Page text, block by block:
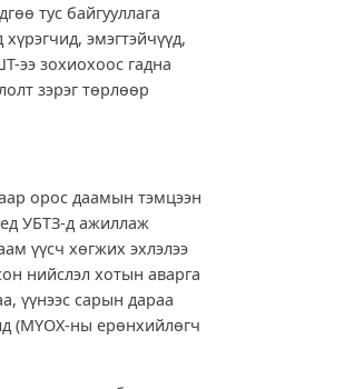
тус байгууллага
эмэгтэйчүүд,
ээ зохиохоос гадна
зэрэг төрлөөр
орос даамын тэмцээн
УБТЗ-д ажиллаж
үүсч хөгжих эхлэлээ
нийслэл хотын аварга
үүнээс сарын дараа
(МҮОХ-ны ерөнхийлөгч